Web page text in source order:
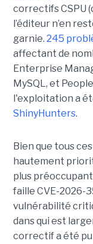
correctifs CSPU
l’éditeur n’en
garnie. 245
affectant de
Enterprise
MySQL, et
l'exploitation a
ShinyHunters.
Bien que tous
hautement
plus
faille CVE-2026-
vulnérabilité
dans qui est
correctif a été